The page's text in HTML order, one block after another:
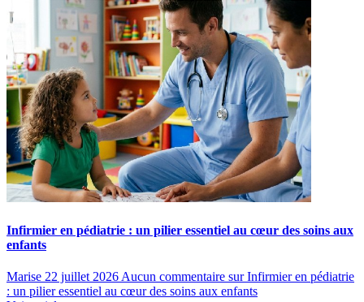
Infirmier en pédiatrie : un pilier essentiel au cœur des soins aux
enfants
Marise 22 juillet 2026 Aucun commentaire sur Infirmier en pédiatrie
: un pilier essentiel au cœur des soins aux enfants